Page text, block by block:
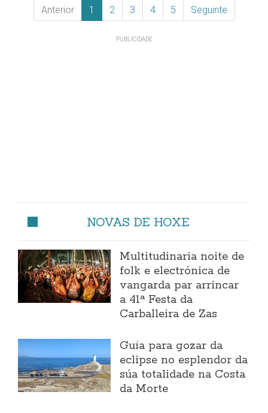
Anterior 1 2 3 4 5 Seguinte
NOVAS DE HOXE
Multitudinaria noite de
folk e electrónica de
vangarda par arrincar
a 41ª Festa da
Carballeira de Zas
Guía para gozar da
eclipse no esplendor da
súa totalidade na Costa
da Morte